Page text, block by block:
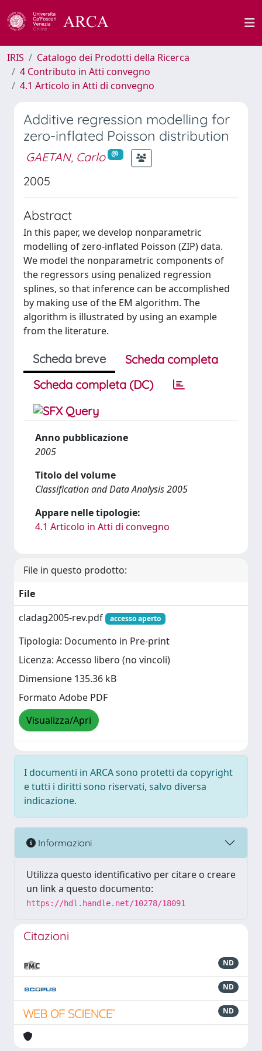
IRIS
Catalogo dei Prodotti della Ricerca
4 Contributo in Atti convegno
4.1 Articolo in Atti di convegno
Additive regression modelling for
zero-inflated Poisson distribution
GAETAN, Carlo
2005
Abstract
In this paper, we develop nonparametric
modelling of zero-inflated Poisson (ZIP) data.
We model the nonparametric components of
the regressors using penalized regression
splines, so that inference can be accomplished
by making use of the EM algorithm. The
algorithm is illustrated by using an example
from the literature.
Scheda breve
Scheda completa
Scheda completa (DC)
Anno pubblicazione
2005
Titolo del volume
Classification and Data Analysis 2005
Appare nelle tipologie:
4.1 Articolo in Atti di convegno
File in questo prodotto:
File
cladag2005-rev.pdf
accesso aperto
Tipologia: Documento in Pre-print
Licenza: Accesso libero (no vincoli)
Dimensione 135.36 kB
Formato Adobe PDF
Visualizza/Apri
I documenti in ARCA sono protetti da copyright
e tutti i diritti sono riservati, salvo diversa
indicazione.
Informazioni
Utilizza questo identificativo per citare o creare
un link a questo documento:
https://hdl.handle.net/10278/18091
Citazioni
ND
ND
ND